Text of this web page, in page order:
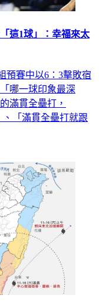
這1球」：幸福來太
預賽中以6：3擊敗宿
哪一球印象最深
滿貫全壘打，
、「滿貫全壘打就跟